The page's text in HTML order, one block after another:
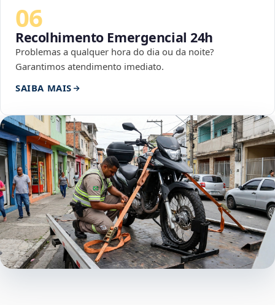
06
Recolhimento Emergencial 24h
Problemas a qualquer hora do dia ou da noite?
Garantimos atendimento imediato.
SAIBA MAIS